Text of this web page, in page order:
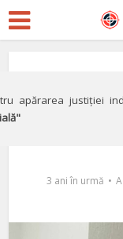
apărarea justiției
3 ani în urmă